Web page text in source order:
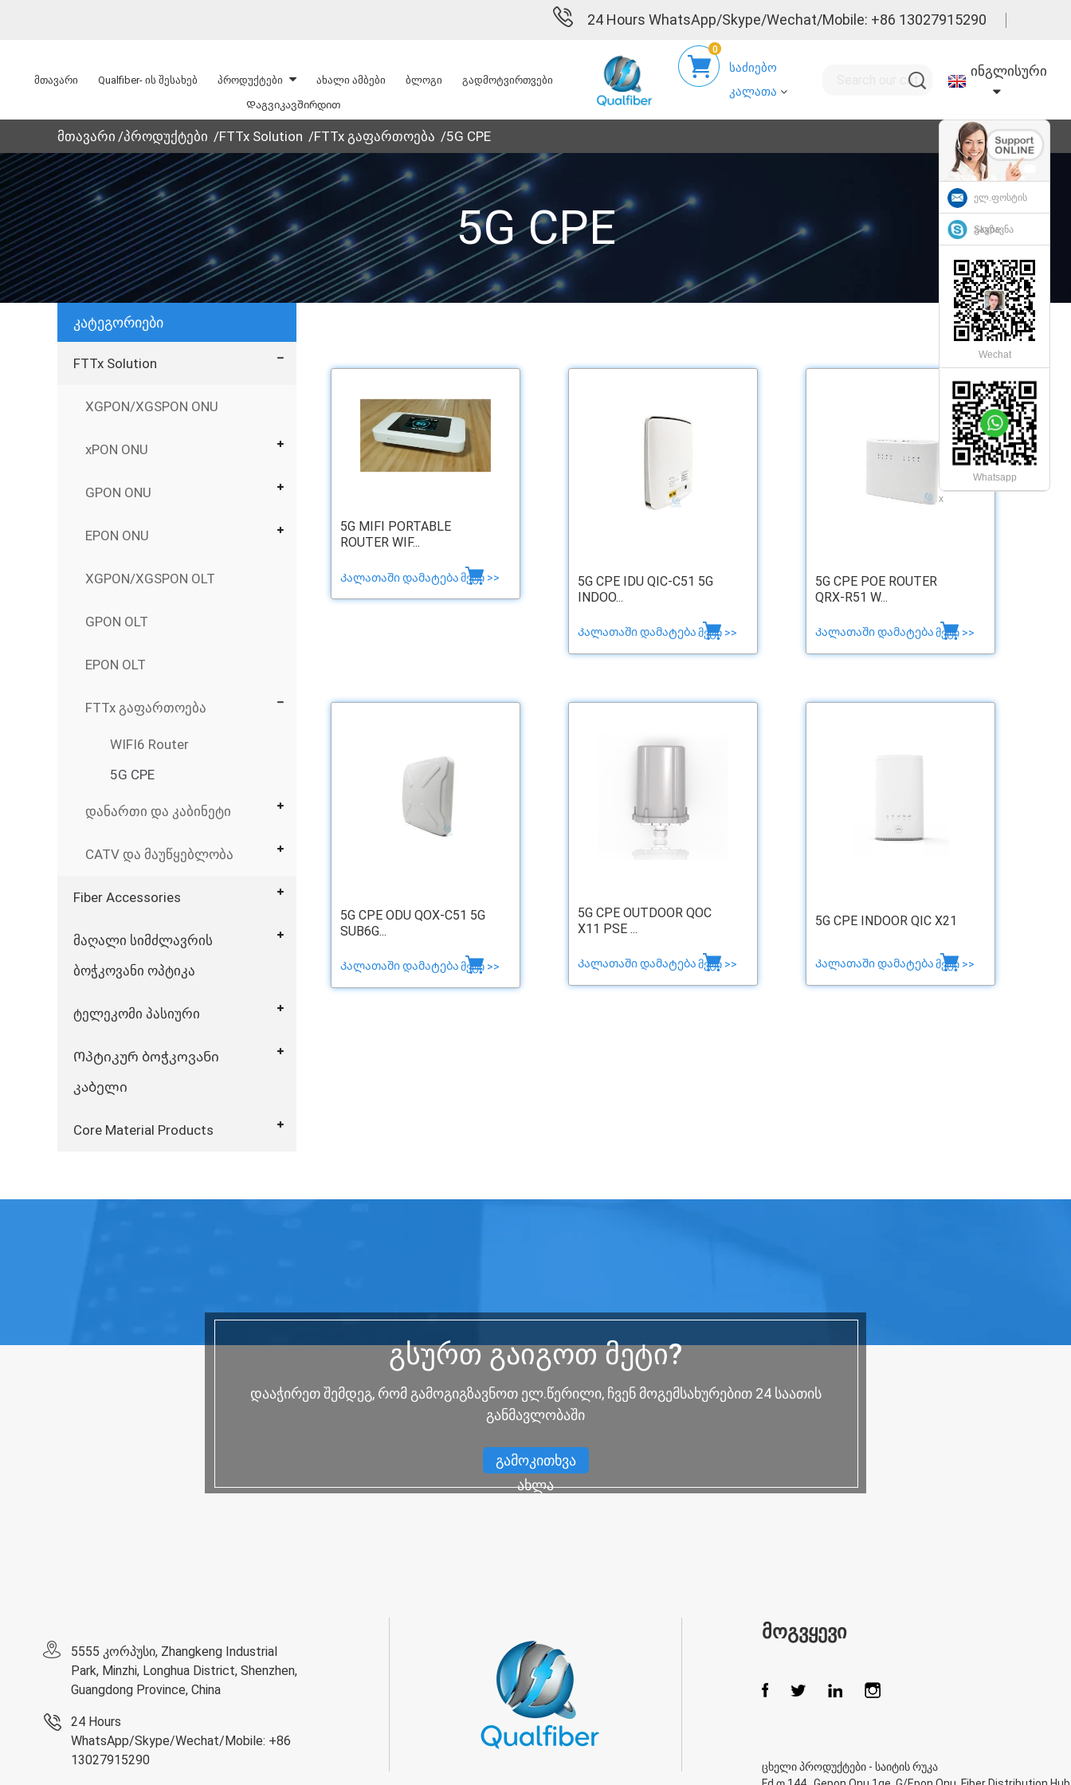
24 Hours WhatsApp/Skype/Wechat/Mobile: +86 13027915290
მთავარი Qualfiber- ის შესახებ პროდუქტები ახალი ამბები ბლოგი გადმოტვირთვები
Დაგვიკავშირდით
საძიებო
კალათა
0
ინგლისური
მთავარი პროდუქტები FTTx Solution FTTx გაფართოება 5G CPE
5G CPE
კატეგორიები
FTTx Solution
XGPON/XGSPON ONU
xPON ONU
GPON ONU
EPON ONU
XGPON/XGSPON OLT
GPON OLT
EPON OLT
FTTx გაფართოება
WIFI6 Router
5G CPE
დანართი და კაბინეტი
CATV და მაუწყებლობა
Fiber Accessories
მაღალი სიმძლავრის
ბოჭკოვანი ოპტიკა
ტელეკომი პასიური
Ოპტიკურ ბოჭკოვანი
კაბელი
Core Material Products
5G MIFI PORTABLE
ROUTER WIF...
Კალათაში დამატებამეტი >>
5G CPE IDU QIC-C51 5G
INDOO...
Კალათაში დამატებამეტი >>
5G CPE POE ROUTER
QRX-R51 W...
Კალათაში დამატებამეტი >>
5G CPE ODU QOX-C51 5G
SUB6G...
Კალათაში დამატებამეტი >>
5G CPE OUTDOOR QOC
X11 PSE ...
Კალათაში დამატებამეტი >>
5G CPE INDOOR QIC X21
Კალათაში დამატებამეტი >>
გსურთ გაიგოთ მეტი?
დააჭირეთ შემდეგ, რომ გამოგიგზავნოთ ელ.წერილი, ჩვენ მოგემსახურებით 24 საათის
განმავლობაში
გამოკითხვა
ახლა
5555 კორპუსი, Zhangkeng Industrial
Park, Minzhi, Longhua District, Shenzhen,
Guangdong Province, China
24 Hours
WhatsApp/Skype/Wechat/Mobile: +86
13027915290
ᲛᲝᲒᲕᲧᲔᲕᲘ
ცხელი პროდუქტები - საიტის რუკა
ელ.ფოსტის
გაგზავნა
Skype
Wechat
Whatsapp
x